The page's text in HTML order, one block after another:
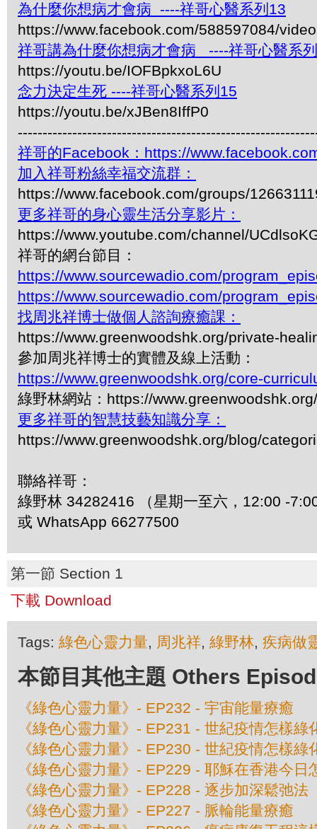
為什麼你想病才會病 ----祥哥心醫系列13
https://www.facebook.com/588597084/
祥哥講為什麼你想病才會病 ----祥哥心醫系
https://youtu.be/IOFBpkxoL6U
念力決定生死 ----祥哥心醫系列15
https://youtu.be/xJBen8IffP0
祥哥的Facebook：https://
加入祥哥粉絲幸福交流群：
https://www.facebook.com/groups/
更多祥哥的身心靈生活分享影片：
https://www.youtube.com/channel/
祥哥的網台節目：
https://www.sourcewadio.com/
https://www.sourcewadio.com/
找周兆祥博士做個人諮詢療癒課：
https://www.greenwoodshk.org/private-
參加周兆祥博士的實體及線上活動：
https://www.greenwoodshk.org/core-
綠野林網站：https://www.greenwoodshk.org/
更多祥哥的智慧技藝知識分享：
https://www.greenwoodshk.org/blog/
聯絡祥哥：
綠野林 34282416 （星期一至六，12:00 -
或 WhatsApp 66277500
第一節 Section 1
下載 Download
Tags: 綠色心靈力量, 周兆祥, 綠野林, 疾病做
本節目其他主題 Others
《綠色心靈力量》- EP232 - 宇宙能量療癒
《綠色心靈力量》- EP231 - 世紀疫情怎樣
《綠色心靈力量》- EP230 - 世紀疫情怎樣
《綠色心靈力量》- EP229 - 耶穌在香港今
《綠色心靈力量》- EP228 - 逐步加深鬆弛法
《綠色心靈力量》- EP227 - 脈輪能量療癒